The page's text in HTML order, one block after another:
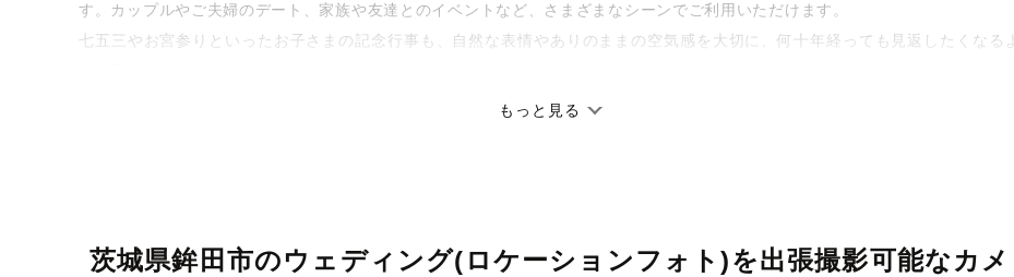
す。カップルやご夫婦のデート、家族や友達とのイベントなど、さまざまなシーンでご利用いただけます。
七五三やお宮参りといったお子さまの記念行事も、自然な表情やありのままの空気感を大切に、何十年経っても見返したくなるよ
丁寧なレタッチで思い出を美しく仕上げます
もっと見る
茨城県鉾田市のウェディング(ロケーションフォト)を出張撮影可能なカメ